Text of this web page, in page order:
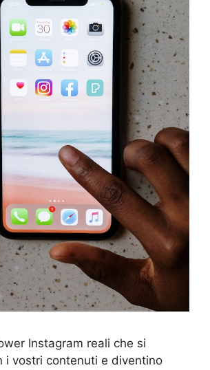
Instagram reali che si
i vostri contenuti e diventino